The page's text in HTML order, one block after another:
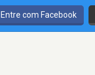
Entre com Facebook